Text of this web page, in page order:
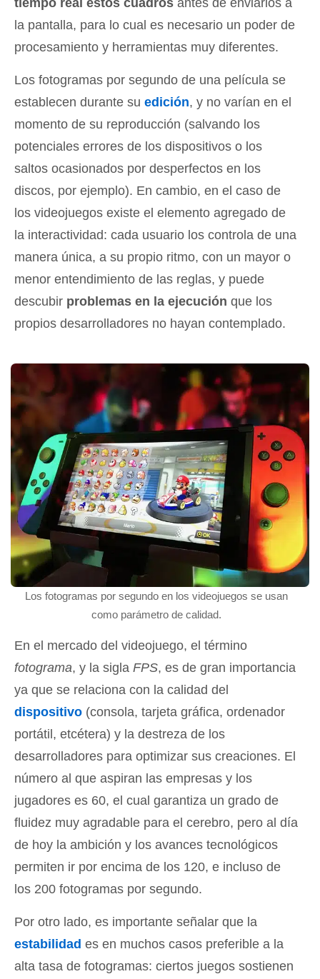
la pantalla, para lo cual es necesario un poder de
procesamiento y herramientas muy diferentes.
Los fotogramas por segundo de una película se
establecen durante su edición, y no varían en el
momento de su reproducción (salvando los
potenciales errores de los dispositivos o los
saltos ocasionados por desperfectos en los
discos, por ejemplo). En cambio, en el caso de
los videojuegos existe el elemento agregado de
la interactividad: cada usuario los controla de una
manera única, a su propio ritmo, con un mayor o
menor entendimiento de las reglas, y puede
descubir problemas en la ejecución que los
propios desarrolladores no hayan contemplado.
Los fotogramas por segundo en los videojuegos se usan
como parámetro de calidad.
En el mercado del videojuego, el término
fotograma, y la sigla FPS, es de gran importancia
ya que se relaciona con la calidad del
dispositivo (consola, tarjeta gráfica, ordenador
portátil, etcétera) y la destreza de los
desarrolladores para optimizar sus creaciones. El
número al que aspiran las empresas y los
jugadores es 60, el cual garantiza un grado de
fluidez muy agradable para el cerebro, pero al día
de hoy la ambición y los avances tecnológicos
permiten ir por encima de los 120, e incluso de
los 200 fotogramas por segundo.
Por otro lado, es importante señalar que la
estabilidad es en muchos casos preferible a la
alta tasa de fotogramas: ciertos juegos sostienen